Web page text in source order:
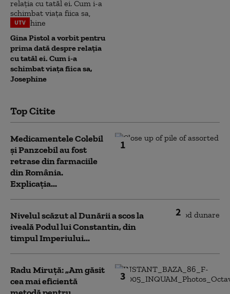
UTV
Gina Pistol a vorbit pentru
prima dată despre relația
cu tatăl ei. Cum i-a
schimbat viața fiica sa,
Josephine
Top Citite
1
Medicamentele Colebil
și Panzcebil au fost
retrase din farmaciile
din România.
Explicația...
2
Nivelul scăzut al Dunării a scos la
iveală Podul lui Constantin, din
timpul Imperiului...
3
Radu Miruță: „Am găsit
cea mai eficientă